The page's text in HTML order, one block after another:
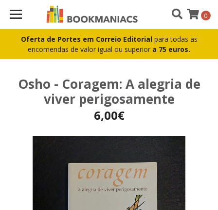
Oferta de Portes em Correio Editorial para todas as
encomendas de valor igual ou superior a 75 euros.
0
Osho - Coragem: A alegria de
viver perigosamente
6,00€